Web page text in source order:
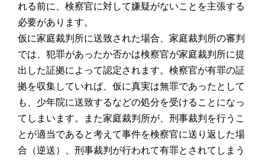
れる前に、検察官に対して嫌疑がないことを主張する
必要があります。
仮に家庭裁判所に送致された場合、家庭裁判所の審判
では、犯罪があったか否かは検察官が家庭裁判所に提
出した証拠によって認定されます。検察官が有罪の証
拠を収集していれば、仮に真実は無罪であったとして
も、少年院に送致するなどの処分を受けることになっ
てしまいます。また家庭裁判所が、刑事裁判を行うこ
とが適当であると考えて事件を検察官に送り返した場
合（逆送）、刑事裁判が行われて有罪とされてしまう